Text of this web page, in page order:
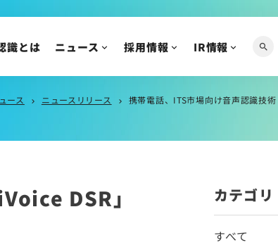
株価情報
識とは ニュース 採用情報 IR情報 search
ース chevron_right ニュースリリース chevron_right 携帯電話、ITS市場向け音声認識技
DSR」
カテゴリ
すべて